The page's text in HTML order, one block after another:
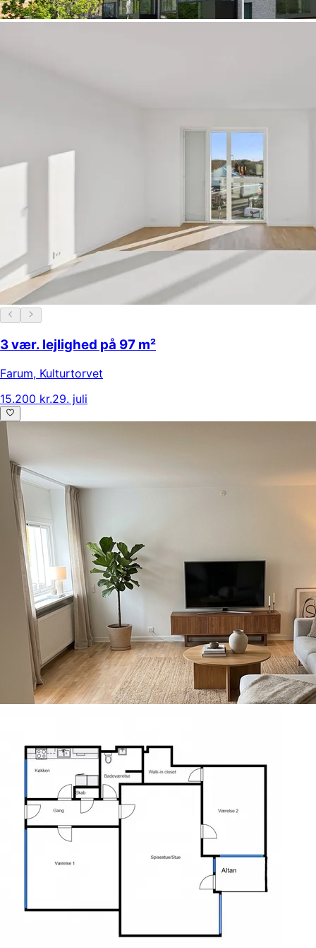
3 vær. lejlighed på 97 m²
Farum, Kulturtorvet
15.200 kr.29. juli